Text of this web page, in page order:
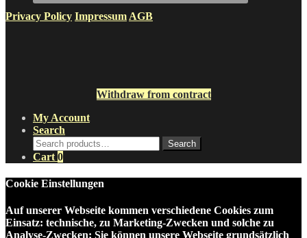
Privacy Policy Impressum AGB
Withdraw from contract
My Account
Search
Search
for:
Search
Cart 0
Cookie Einstellungen
Auf unserer Webseite kommen verschiedene Cookies zum
Einsatz: technische, zu Marketing-Zwecken und solche zu
Analyse-Zwecken; Sie können unsere Webseite grundsätzlich